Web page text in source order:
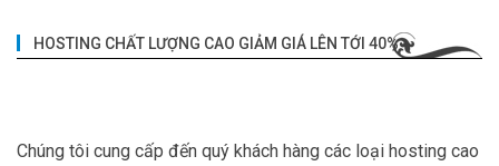
HOSTING CHẤT LƯỢNG CAO GIẢM GIÁ LÊN TỚI 40%
Chúng tôi cung cấp đến quý khách hàng các loại hosting cao